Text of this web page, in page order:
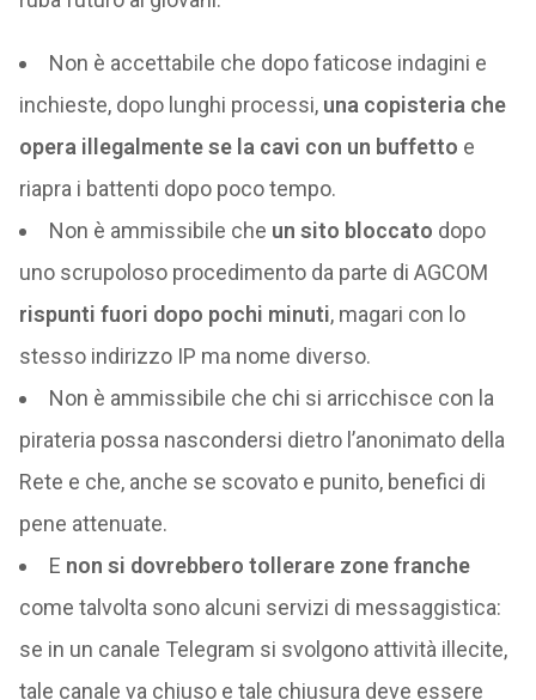
Non è accettabile che dopo faticose indagini e
inchieste, dopo lunghi processi, una copisteria che
opera illegalmente se la cavi con un buffetto e
riapra i battenti dopo poco tempo.
Non è ammissibile che un sito bloccato dopo
uno scrupoloso procedimento da parte di AGCOM
rispunti fuori dopo pochi minuti, magari con lo
stesso indirizzo IP ma nome diverso.
Non è ammissibile che chi si arricchisce con la
pirateria possa nascondersi dietro l’anonimato della
Rete e che, anche se scovato e punito, benefici di
pene attenuate.
E non si dovrebbero tollerare zone franche
come talvolta sono alcuni servizi di messaggistica:
se in un canale Telegram si svolgono attività illecite,
tale canale va chiuso e tale chiusura deve essere